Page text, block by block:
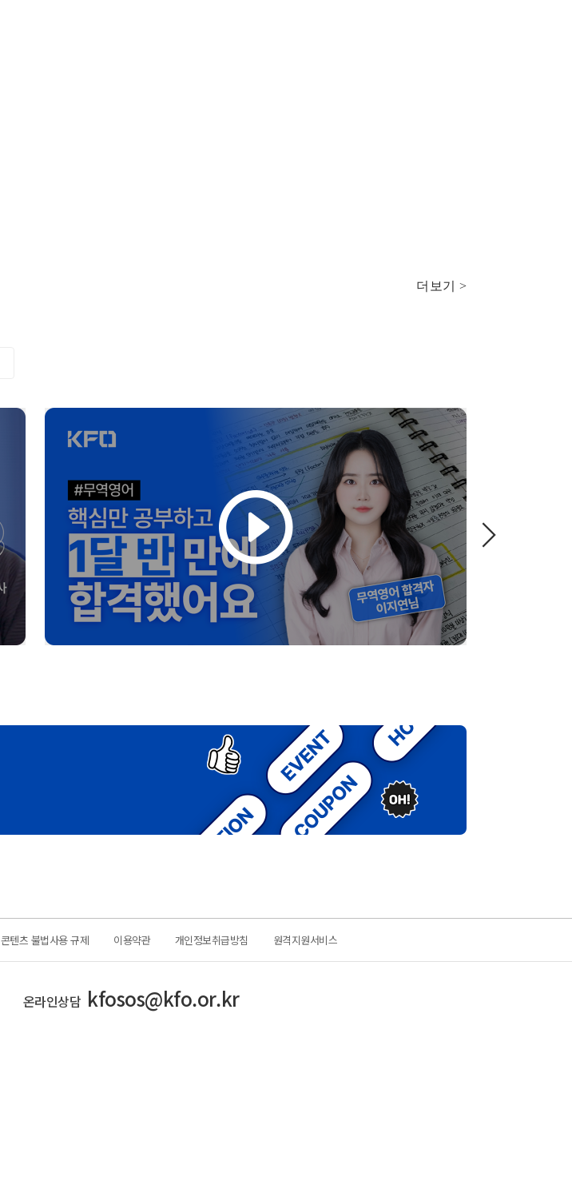
더보기 >
콘텐츠 불법사용 규제 이용약관 개인정보취급방침 원격지원서비스
온라인상담 kfosos@kfo.or.kr